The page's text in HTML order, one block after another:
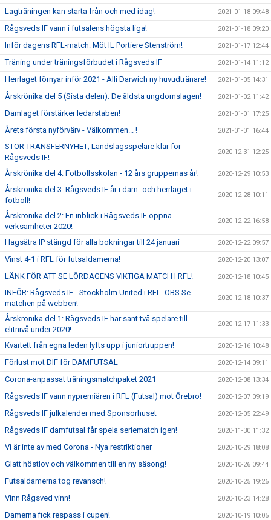
Lagträningen kan starta från och med idag! 2021-01-18 09:48
Rågsveds IF vann i futsalens högsta liga! 2021-01-18 09:20
Inför dagens RFL-match: Möt IL Portiere Stenström! 2021-01-17 12:44
Träning under träningsförbudet i Rågsveds IF 2021-01-14 11:12
Herrlaget förnyar inför 2021 - Alli Darwich ny huvudtränare! 2021-01-05 14:31
Årskrönika del 5 (Sista delen): De äldsta ungdomslagen! 2021-01-02 11:42
Damlaget förstärker ledarstaben! 2021-01-01 17:25
Årets första nyförvärv - Välkommen... ! 2021-01-01 16:44
STOR TRANSFERNYHET; Landslagsspelare klar för
Rågsveds IF!
2020-12-31 12:25
Årskrönika del 4: Fotbollsskolan - 12 års gruppernas år! 2020-12-29 10:53
Årskrönika del 3: Rågsveds IF år i dam- och herrlaget i
fotboll!
2020-12-28 10:11
Årskrönika del 2: En inblick i Rågsveds IF öppna
verksamheter 2020!
2020-12-22 16:58
Hagsätra IP stängd för alla bokningar till 24 januari 2020-12-22 09:57
Vinst 4-1 i RFL för futsaldamerna! 2020-12-20 13:07
LÄNK FÖR ATT SE LÖRDAGENS VIKTIGA MATCH I RFL! 2020-12-18 10:45
INFÖR: Rågsveds IF - Stockholm United i RFL. OBS Se
matchen på webben!
2020-12-18 10:37
Årskrönika del 1: Rågsveds IF har sänt två spelare till
elitnivå under 2020!
2020-12-17 11:33
Kvartett från egna leden lyfts upp i juniortruppen! 2020-12-16 10:48
Förlust mot DIF för DAMFUTSAL 2020-12-14 09:11
Corona-anpassat träningsmatchpaket 2021 2020-12-08 13:34
Rågsveds IF vann nypremiären i RFL (Futsal) mot Örebro! 2020-12-07 09:19
Rågsveds IF julkalender med Sponsorhuset 2020-12-05 22:49
Rågsveds IF damfutsal får spela seriematch igen! 2020-11-30 11:32
Vi är inte av med Corona - Nya restriktioner 2020-10-29 18:08
Glatt höstlov och välkommen till en ny säsong! 2020-10-26 09:44
Futsaldamerna tog revansch! 2020-10-25 19:26
Vinn Rågsved vinn! 2020-10-23 14:28
Damerna fick respass i cupen! 2020-10-19 10:05